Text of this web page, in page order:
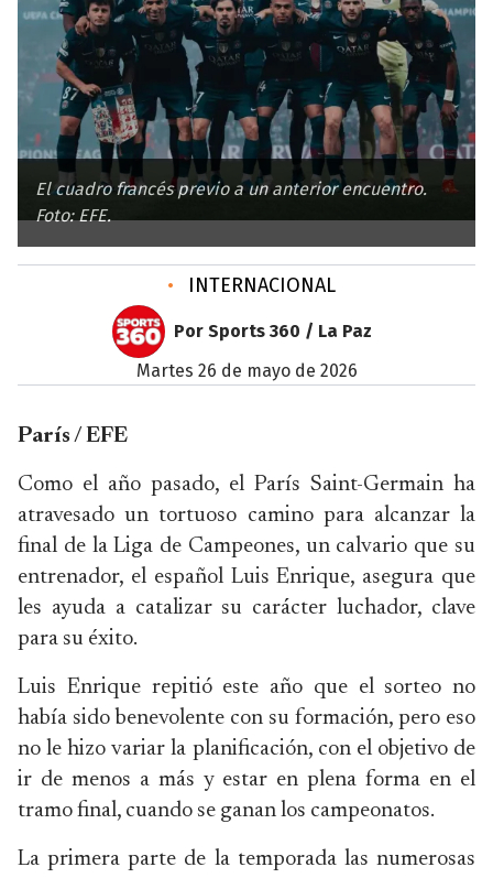
El cuadro francés previo a un anterior encuentro.
Foto: EFE.
• INTERNACIONAL
Por Sports 360 / La Paz
martes 26 de mayo de 2026
París / EFE
Como el año pasado, el París Saint-Germain ha
atravesado un tortuoso camino para alcanzar la
final de la Liga de Campeones, un calvario que su
entrenador, el español Luis Enrique, asegura que
les ayuda a catalizar su carácter luchador, clave
para su éxito.
Luis Enrique repitió este año que el sorteo no
había sido benevolente con su formación, pero eso
no le hizo variar la planificación, con el objetivo de
ir de menos a más y estar en plena forma en el
tramo final, cuando se ganan los campeonatos.
La primera parte de la temporada las numerosas